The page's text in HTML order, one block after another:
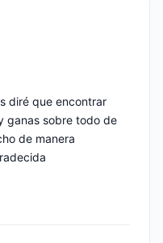
diré que encontrar
ganas sobre todo de
de manera